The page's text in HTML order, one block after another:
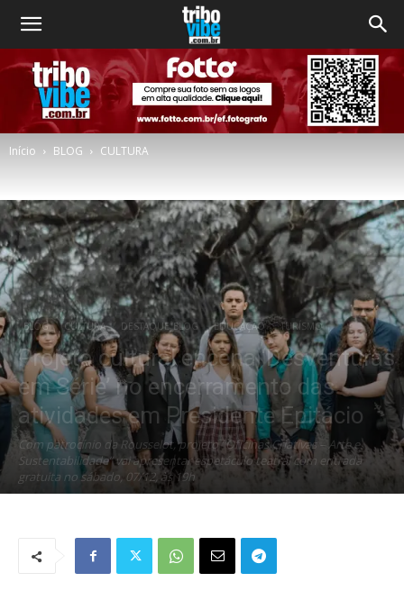
Início BLOG CULTURA
BLOG CULTURA DESTAQUE_BLOG EDUCAÇÃO TURÍSMO
Projeto cultural encena ‘Desventuras
em Série’ no encerramento das
atividades em Presidente Epitácio
Com patrocínio da Rousselot, projeto “Oficinas Criativas – Arte e
Sustentabilidade” vai apresentar espetáculo teatral com entrada
gratuita no sábado, 07/12, às 19h